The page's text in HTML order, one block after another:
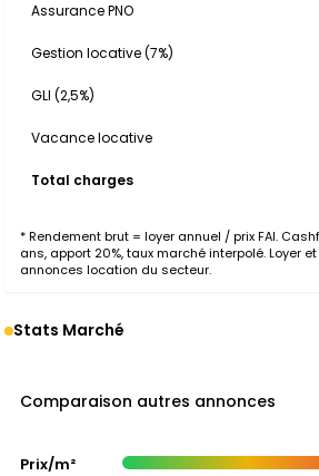
Assurance PNO
Gestion locative (7%)
GLI (2,5%)
Vacance locative
Total charges
* Rendement brut = loyer annuel / prix FAI.
ans, apport 20%, taux marché interpolé. Loyer
annonces location du secteur.
Stats Marché
Comparaison autres annonces
Prix/m²